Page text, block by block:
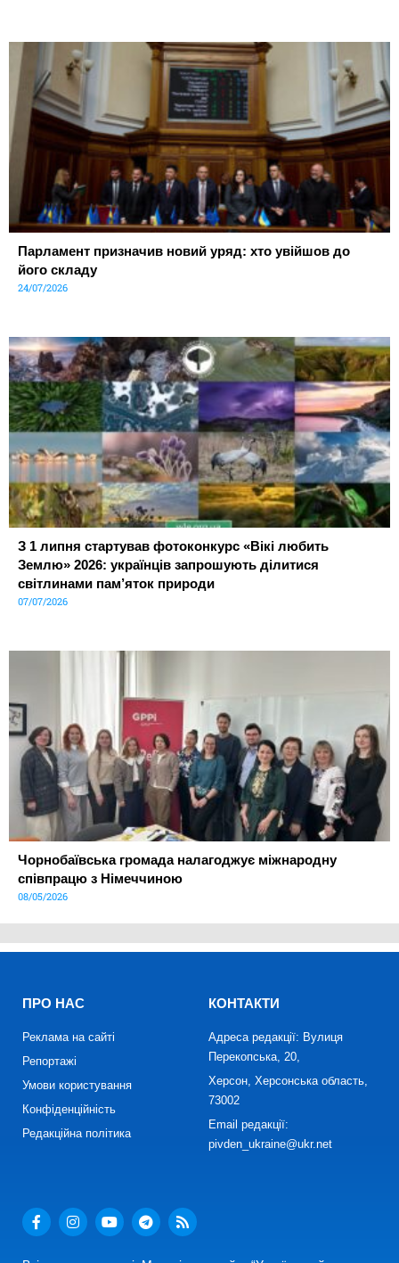
Парламент призначив новий уряд: хто увійшов до
його складу
24/07/2026
З 1 липня стартував фотоконкурс «Вікі любить
Землю» 2026: українців запрошують ділитися
світлинами пам’яток природи
07/07/2026
Чорнобаївська громада налагоджує міжнародну
співпрацю з Німеччиною
08/05/2026
ПРО НАС
Реклама на сайті
Репортажі
Умови користування
Конфіденційність
Редакційна політика
КОНТАКТИ
Адреса редакції: Вулиця
Перекопська, 20,
Херсон, Херсонська область,
73002
Email редакції:
pivden_ukraine@ukr.net